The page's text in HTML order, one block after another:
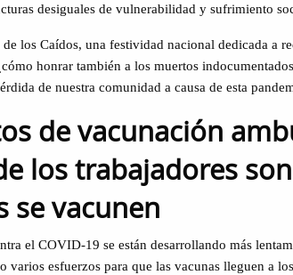
desiguales de vulnerabilidad y sufrimiento
los Caídos, una festividad nacional dedicada a
honrar también a los muertos
de nuestra comunidad a causa de esta
de vacunación
los trabajadores
se vacunen
el COVID-19 se están desarrollando más
varios esfuerzos para que las vacunas lleguen a